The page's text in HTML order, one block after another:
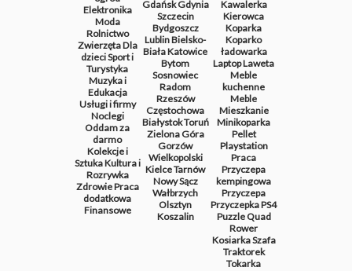
Elektronika
Moda
Rolnictwo
ZwierzętaDla
dzieciSport i
Turystyka
Muzyka i
Edukacja
Usługi i firmy
Noclegi
Oddam za
darmo
Kolekcje i
SztukaKultura i
Rozrywka
ZdrowiePraca
dodatkowa
Finansowe
GdańskGdynia
Szczecin
Bydgoszcz
LublinBielsko-
BiałaKatowice
Bytom
Sosnowiec
Radom
Rzeszów
Częstochowa
BiałystokToruń
Zielona Góra
Gorzów
Wielkopolski
KielceTarnów
Nowy Sącz
Wałbrzych
Olsztyn
Koszalin
Kawalerka
Kierowca
Koparka
Koparko
ładowarka
LaptopLaweta
Meble
kuchenne
Meble
Mieszkanie
Minikoparka
Pellet
Playstation
Praca
Przyczepa
kempingowa
Przyczepa
PrzyczepkaPS4
PuzzleQuad
Rower
KosiarkaSzafa
Traktorek
Tokarka